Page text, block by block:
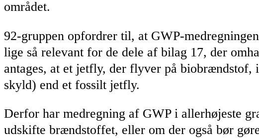
området.
92-gruppen opfordrer til, at GWP-
lige så relevant for de dele af bilag 17, der
antages, at et jetfly, der flyver på
skyld) end et fossilt jetfly.
Derfor har medregning af GWP i allerhøjeste
udskifte brændstoffet, eller om der også bør